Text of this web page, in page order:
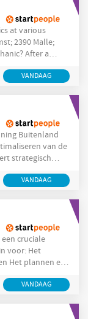
machines
VANDAAG
van de
strategisch
VANDAAG
Het
VANDAAG